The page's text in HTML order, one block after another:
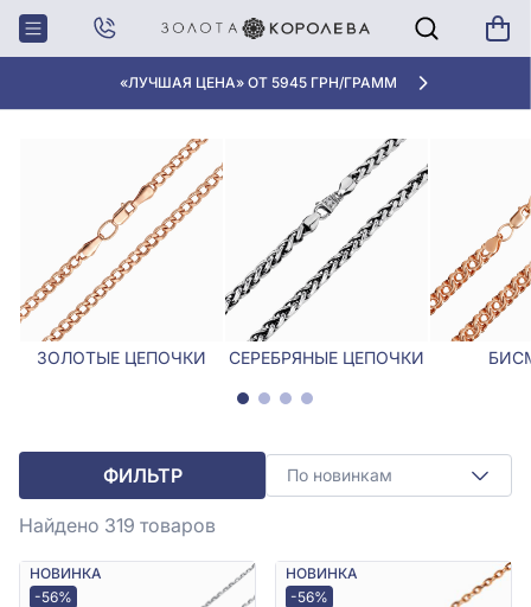
«ЛУЧШАЯ ЦЕНА» ОТ 5945 ГРН/ГРАММ
Главная Цепочки Цепочки в Одессе
ЦЕПОЧКИ В ОДЕССЕ
ЗОЛОТЫЕ ЦЕПОЧКИ СЕРЕБРЯНЫЕ ЦЕПОЧКИ
ФИЛЬТР По новинкам
Найдено 319 товаров
НОВИНКА
-56%
НОВИНКА
-56%